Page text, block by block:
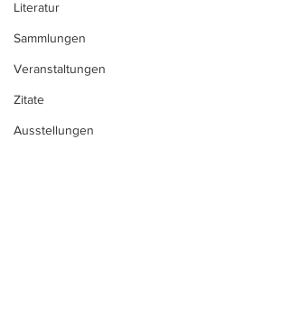
Literatur
Sammlungen
Veranstaltungen
Zitate
Ausstellungen